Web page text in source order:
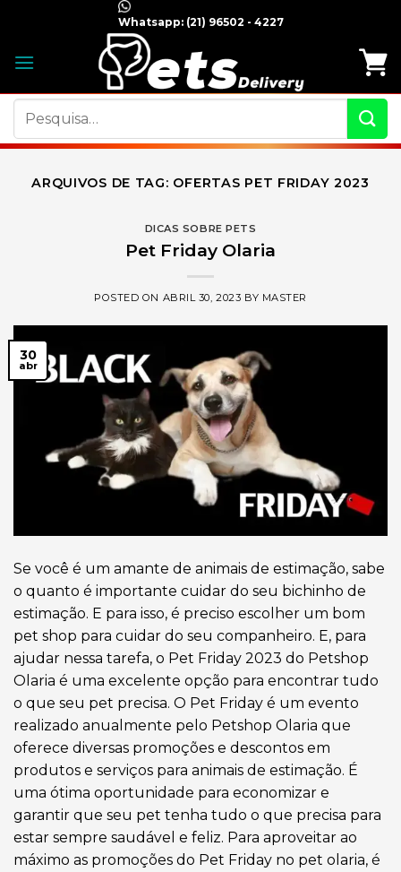
content
Whatsapp:(21) 96502 - 4227
por:
ARQUIVOS DE TAG: OFERTAS PET FRIDAY 2023
DICAS SOBRE PETS
Pet Friday Olaria
POSTED ON ABRIL 30, 2023 BY MASTER
30
abr
Se você é um amante de animais de estimação, sabe
o quanto é importante cuidar do seu bichinho de
estimação. E para isso, é preciso escolher um bom
pet shop para cuidar do seu companheiro. E, para
ajudar nessa tarefa, o Pet Friday 2023 do Petshop
Olaria é uma excelente opção para encontrar tudo
o que seu pet precisa. O Pet Friday é um evento
realizado anualmente pelo Petshop Olaria que
oferece diversas promoções e descontos em
produtos e serviços para animais de estimação. É
uma ótima oportunidade para economizar e
garantir que seu pet tenha tudo o que precisa para
estar sempre saudável e feliz. Para aproveitar ao
máximo as promoções do Pet Friday no pet olaria, é